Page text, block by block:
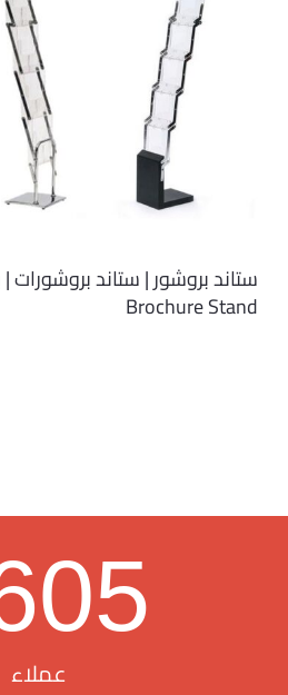
ستاند بروشور | ستاند بروشورات
Brochure Stand
عملاء